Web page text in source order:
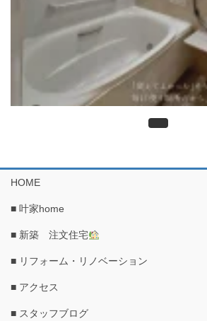
HOME
■ 叶家home
■ 新築 注文住宅
■ リフォーム・リノベーション
■ アクセス
■ スタッフブログ